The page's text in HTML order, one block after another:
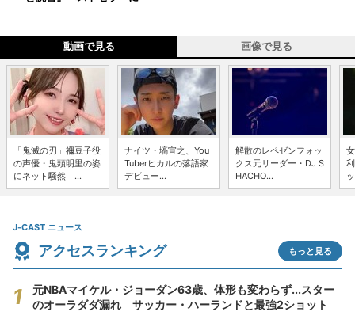
動画で見る 画像で見る
「鬼滅の刃」禰豆子役
の声優・鬼頭明里の姿
にネット騒然 ...
ナイツ・塙宣之、You
Tuberヒカルの落語家
デビュー...
解散のレペゼンフォッ
クス元リーダー・DJ S
HACHO...
J-CAST ニュース
アクセスランキング もっと見る
元NBAマイケル・ジョーダン63歳、体形も変わらず...スター
のオーラダダ漏れ サッカー・ハーランドと最強2ショット